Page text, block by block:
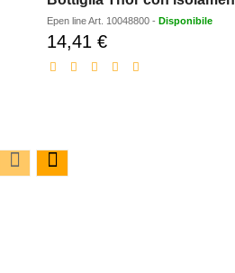
Epen lineArt. 10048800 - Disponibile
14,41 €Prezzo